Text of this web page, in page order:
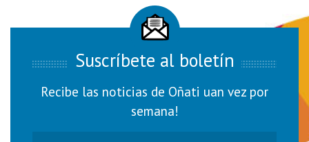
Suscríbete al boletín
Recibe las noticias de Oñati uan vez por
semana!